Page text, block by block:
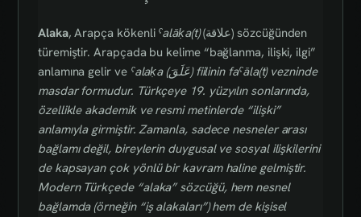
Alaka, Arapça kökenli ˁalāḳa(t)(علاقة) sözcüğünden
türemiştir. Arapçada bu kelime “bağlanma, ilişki, ilgi”
anlamına gelir ve
ˁalaḳa (عَلَقَ) fiilinin faˁāla(t)vezninde
masdar formudur. Türkçeye 19. yüzyılın sonlarında,
özellikle akademik ve resmi metinlerde “ilişki”
anlamıyla girmiştir. Zamanla, sadece nesneler arası
bağlamı değil, bireylerin duygusal ve sosyal ilişkilerini
de kapsayan çok yönlü bir kavram haline gelmiştir.
Modern Türkçede “alaka” sözcüğü, hem nesnel
bağlamda (örneğin “iş alakaları”) hem de kişisel